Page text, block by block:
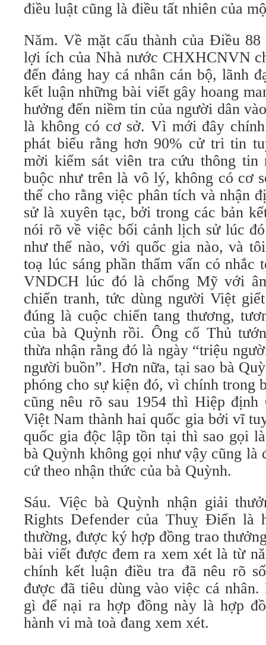
điều luật cũng là điều tất nhiên của
Năm. Về mặt cấu thành của Điều
lợi ích của Nhà nước CHXHCNVN
đến đảng hay cá nhân cán bộ, lãnh
kết luận những bài viết gây hoang
hưởng đến niềm tin của người dân
là không có cơ sở. Vì mới đây
phát biểu rằng hơn 90% cử tri tin
mời kiểm sát viên tra cứu thông tin
buộc như trên là vô lý, không có cơ
thể cho rằng việc phân tích và nhận
sử là xuyên tạc, bởi trong các bản
nói rõ về việc bối cảnh lịch sử lúc
như thế nào, với quốc gia nào, và
toạ lúc sáng phần thẩm vấn có nhắc
VNDCH lúc đó là chống Mỹ với
chiến tranh, tức dùng người Việt
đúng là cuộc chiến tang thương,
của bà Quỳnh rồi. Ông cố Thủ
thừa nhận rằng đó là ngày “triệu
người buồn”. Hơn nữa, tại sao bà
phóng cho sự kiện đó, vì chính trong
cũng nêu rõ sau 1954 thì Hiệp định
Việt Nam thành hai quốc gia bởi vĩ
quốc gia độc lập tồn tại thì sao gọi
bà Quỳnh không gọi như vậy cũng là
cứ theo nhận thức của bà Quỳnh.
Sáu. Việc bà Quỳnh nhận giải
Rights Defender của Thuỵ Điển là
thường, được ký hợp đồng trao
bài viết được đem ra xem xét là từ
chính kết luận điều tra đã nêu rõ
được đã tiêu dùng vào việc cá
gì để nại ra hợp đồng này là hợp
hành vi mà toà đang xem xét.